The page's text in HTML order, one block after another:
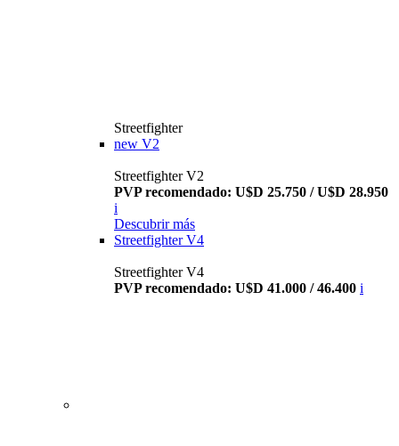
Streetfighter
new V2
Streetfighter V2
PVP recomendado: U$D 25.750 / U$D 28.950
i
Descubrir más
Streetfighter V4
Streetfighter V4
PVP recomendado: U$D 41.000 / 46.400 i